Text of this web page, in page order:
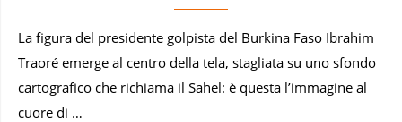
La figura del presidente golpista del Burkina Faso Ibrahim
Traoré emerge al centro della tela, stagliata su uno sfondo
cartografico che richiama il Sahel: è questa l’immagine al
cuore di …